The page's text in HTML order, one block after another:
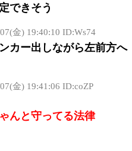
できそう
金) 19:40:10 ID:Ws74
カー出しながら左前方へ
金) 19:41:06 ID:coZP
んと守ってる法律